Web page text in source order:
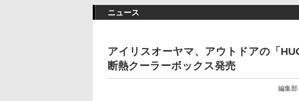
ニュース
アイリスオーヤマ、アウトドアの「
断熱クーラーボックス発売
編集部